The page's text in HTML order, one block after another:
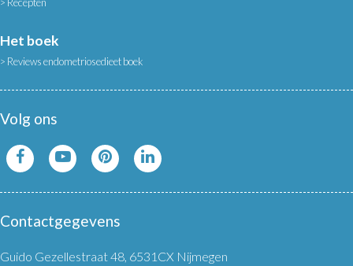
Het boek
Reviews endometriosedieet boek
Volg ons
Contactgegevens
Guido Gezellestraat 48, 6531CX Nijmegen